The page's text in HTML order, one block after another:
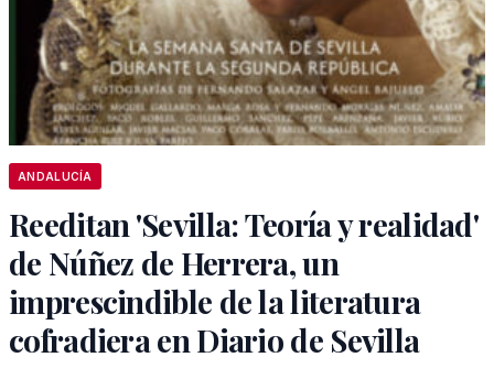
ANDALUCÍA
Reeditan 'Sevilla: Teoría y realidad'
de Núñez de Herrera, un
imprescindible de la literatura
cofradiera en Diario de Sevilla